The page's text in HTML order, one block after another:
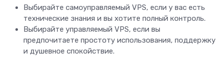
Выбирайте самоуправляемый VPS, если у вас есть
технические знания и вы хотите полный контроль.
Выбирайте управляемый VPS, если вы
предпочитаете простоту использования, поддержку
и душевное спокойствие.